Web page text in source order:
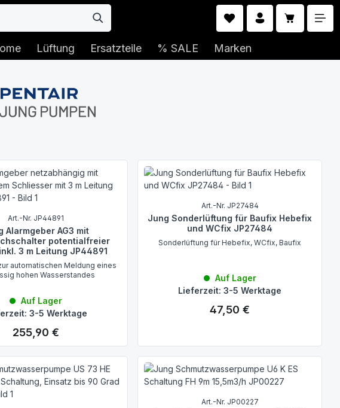
Lüftung Ersatzteile % SALE Marken
Art.-Nr. JP44891
Alarmgeber AG3 mit
potentialfreier
3 m Leitung JP44891
automatischen Meldung eines
hohen Wasserstandes
Auf Lager
3-5 Werktage
Regulärer Preis:
255,90 €
Art.-Nr. JP27484
Jung Sonderlüftung für Baufix Hebefix
und WCfix JP27484
Sonderlüftung für Hebefix, WCfix, Baufix
Auf Lager
Lieferzeit: 3-5 Werktage
Regulärer Preis:
47,50 €
Art.-Nr. JP00227